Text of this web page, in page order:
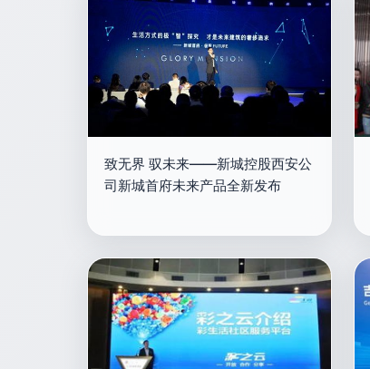
致无界 驭未来——新城控股西安公
司新城首府未来产品全新发布